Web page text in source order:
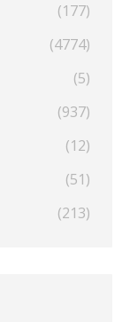
(177)
(4774)
(5)
(937)
(12)
(51)
(213)